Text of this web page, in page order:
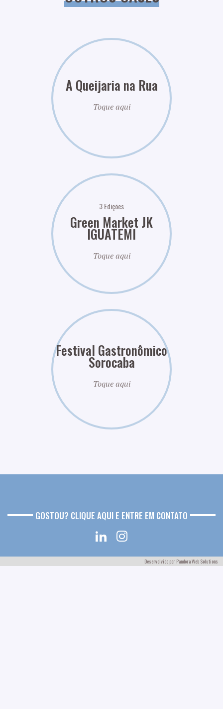
A Queijaria na Rua
Toque aqui
3 Edições
Green Market JK
IGUATEMI
Toque aqui
Festival Gastronômico
Sorocaba
Toque aqui
GOSTOU? CLIQUE AQUI E ENTRE EM CONTATO
Desenvolvido por Pandora Web Solutions